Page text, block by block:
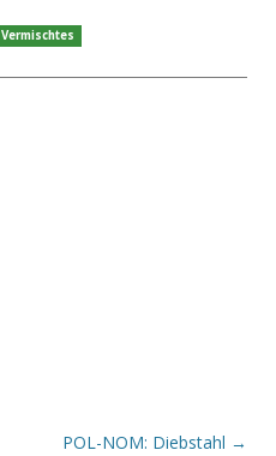
Vermischtes
POL-NOM: Diebstahl →